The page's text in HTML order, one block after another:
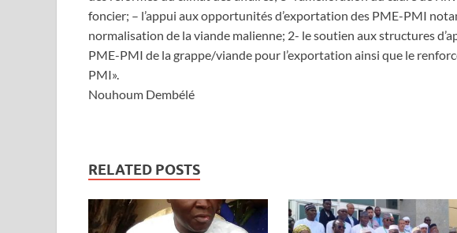
foncier; – l’appui aux opportunités d’exportation des PME-PMI
normalisation de la viande malienne; 2- le soutien aux structures
PME-PMI de la grappe/viande pour l’exportation ainsi que le
PMI».
Nouhoum Dembélé
RELATED POSTS